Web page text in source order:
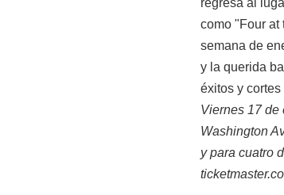
regresa al
como "Four at
semana de
y la querida
éxitos y cortes
Viernes 17 de
Washington
y para cuatro